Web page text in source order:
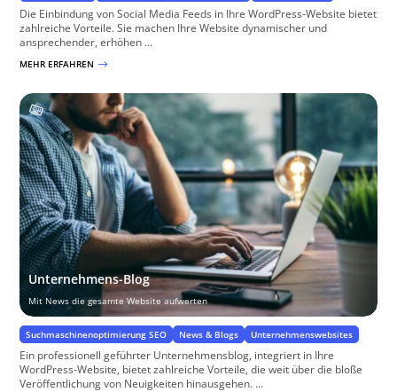
Die Einbindung von Social Media Feeds in Ihre WordPress-Website bietet
zahlreiche Vorteile. Sie machen Ihre Website dynamischer und
ansprechender, erhöhen ...
MEHR ERFAHREN $
Unternehmens-Blog
Mit News die gesamte Website aufwerten
Suchmaschinenoptimierung SEO News & Blogs Unternehmenswebsites
Ein professionell geführter Unternehmensblog, integriert in Ihre
WordPress-Website, bietet zahlreiche Vorteile, die weit über die bloße
Veröffentlichung von Neuigkeiten hinausgehen. ...